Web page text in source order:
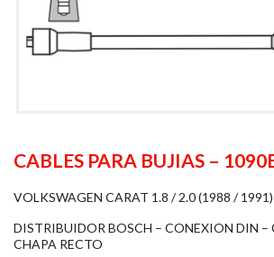
CABLES PARA BUJIAS –
VOLKSWAGEN CARAT 1.8 / 2.0 (1988 / 1991)
DISTRIBUIDOR BOSCH – CONEXION DIN –
CHAPA RECTO